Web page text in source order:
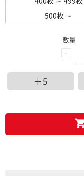
500枚 ～
-
数量
＋5